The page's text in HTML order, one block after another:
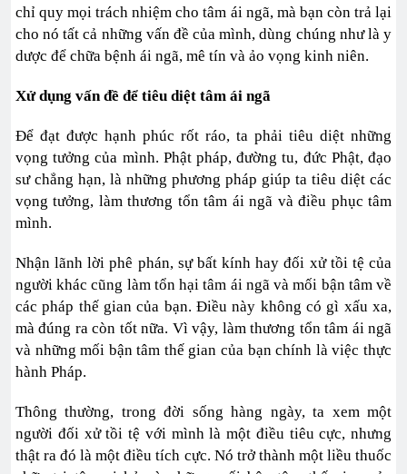
chỉ quy mọi trách nhiệm cho tâm ái ngã, mà bạn còn trả lại
cho nó tất cả những vấn đề của mình, dùng chúng như là y
dược để chữa bệnh ái ngã, mê tín và ảo vọng kinh niên.
Xử dụng vấn đề để tiêu diệt tâm ái ngã
Để đạt được hạnh phúc rốt ráo, ta phải tiêu diệt những
vọng tưởng của mình. Phật pháp, đường tu, đức Phật, đạo
sư chẳng hạn, là những phương pháp giúp ta tiêu diệt các
vọng tưởng, làm thương tổn tâm ái ngã và điều phục tâm
mình.
Nhận lãnh lời phê phán, sự bất kính hay đối xử tồi tệ của
người khác cũng làm tổn hại tâm ái ngã và mối bận tâm về
các pháp thế gian của bạn. Điều này không có gì xấu xa,
mà đúng ra còn tốt nữa. Vì vậy, làm thương tổn tâm ái ngã
và những mối bận tâm thế gian của bạn chính là việc thực
hành Pháp.
Thông thường, trong đời sống hàng ngày, ta xem một
người đối xử tồi tệ với mình là một điều tiêu cực, nhưng
thật ra đó là một điều tích cực. Nó trở thành một liều thuốc